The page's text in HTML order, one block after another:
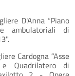
D'Anna “Piano
ambulatoriali di
Cardogna “Asse
Quadrilatero di